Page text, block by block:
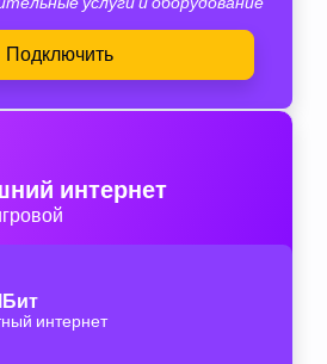
Подключить
интернет
интернет